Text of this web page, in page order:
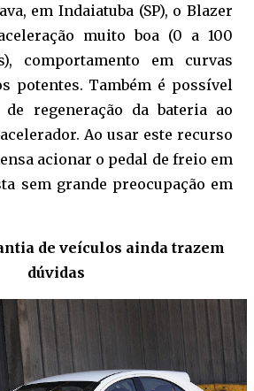
em Indaiatuba (SP), o Blazer
muito boa (0 a 100
comportamento em curvas
potentes. Também é possível
regeneração da bateria ao
Ao usar este recurso
acionar o pedal de freio em
sem grande preocupação em
de veículos ainda trazem
dúvidas